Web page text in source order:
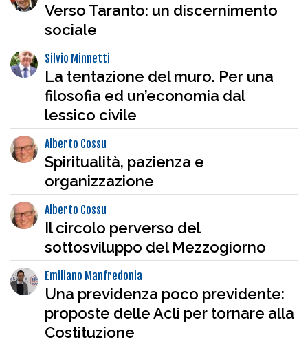
Verso Taranto: un discernimento
sociale
Silvio Minnetti
La tentazione del muro. Per una
filosofia ed un’economia dal
lessico civile
Alberto Cossu
Spiritualità, pazienza e
organizzazione
Alberto Cossu
Il circolo perverso del
sottosviluppo del Mezzogiorno
Emiliano Manfredonia
Una previdenza poco previdente:
proposte delle Acli per tornare alla
Costituzione